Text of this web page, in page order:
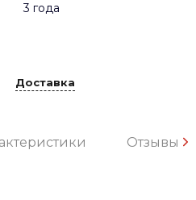
3 года
Доставка
Отзывы